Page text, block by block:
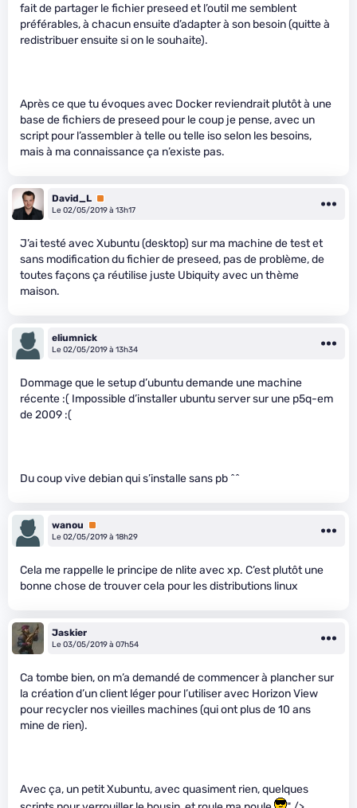
fait de partager le fichier preseed et l’outil me semblent
préférables, à chacun ensuite d’adapter à son besoin (quitte à
redistribuer ensuite si on le souhaite).
Après ce que tu évoques avec Docker reviendrait plutôt à une
base de fichiers de preseed pour le coup je pense, avec un
script pour l’assembler à telle ou telle iso selon les besoins,
mais à ma connaissance ça n’existe pas.
David_L Premium
Le 02/05/2019 à 13h17
J’ai testé avec Xubuntu (desktop) sur ma machine de test et
sans modification du fichier de preseed, pas de problème, de
toutes façons ça réutilise juste Ubiquity avec un thème
maison.
eliumnick
Le 02/05/2019 à 13h34
Dommage que le setup d’ubuntu demande une machine
récente :( Impossible d’installer ubuntu server sur une p5q-em
de 2009 :(
Du coup vive debian qui s’installe sans pb ^^
wanou
Premium
Le 02/05/2019 à 18h29
Cela me rappelle le principe de nlite avec xp. C’est plutôt une
bonne chose de trouver cela pour les distributions linux
Jaskier
Le 03/05/2019 à 07h54
Ca tombe bien, on m’a demandé de commencer à plancher sur
la création d’un client léger pour l’utiliser avec Horizon View
pour recycler nos vieilles machines (qui ont plus de 10 ans
mine de rien).
Avec ça, un petit Xubuntu, avec quasiment rien, quelques